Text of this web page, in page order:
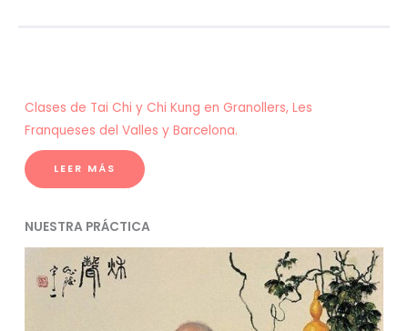
Clases de Tai Chi y Chi Kung en Granollers, Les
Franqueses del Valles y Barcelona.
LEER MÁS
NUESTRA PRÁCTICA